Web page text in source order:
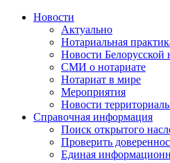
Новости
Актуально
Нотариальная
Новости Белорусской
СМИ о нотариате
Нотариат в мире
Мероприятия
Новости
Справочная информация
Поиск открытого
Проверить
Единая